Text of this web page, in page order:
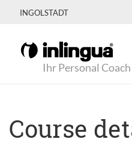
INGOLSTADT
Ihr Personal
Course